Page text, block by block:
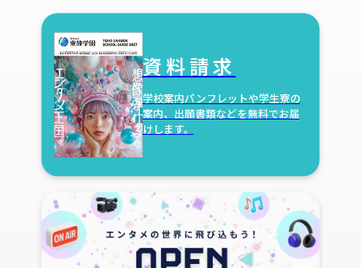
資料請求
学校案内パンフレットや学生寮の
案内、出願書類などを無料でお届
けします。